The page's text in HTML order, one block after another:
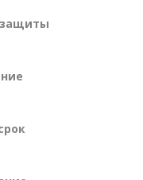
защиты